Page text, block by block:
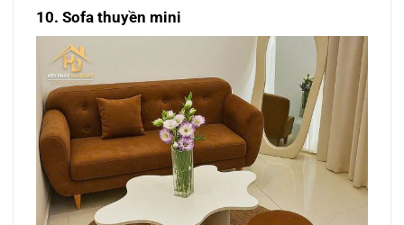
10. Sofa thuyền mini